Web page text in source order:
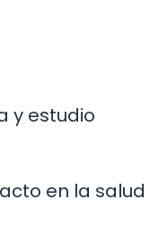
y estudio
en la salud